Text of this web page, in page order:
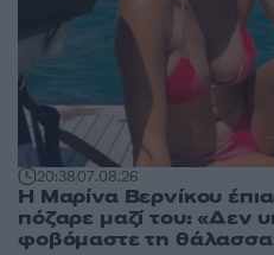
20:3807.08.26
Η Μαρίνα Βερνίκου
πόζαρε μαζί του: «Δεν
φοβόμαστε τη